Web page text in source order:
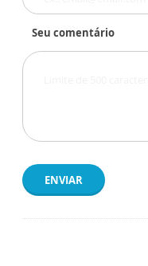
Seu comentário
ENVIAR